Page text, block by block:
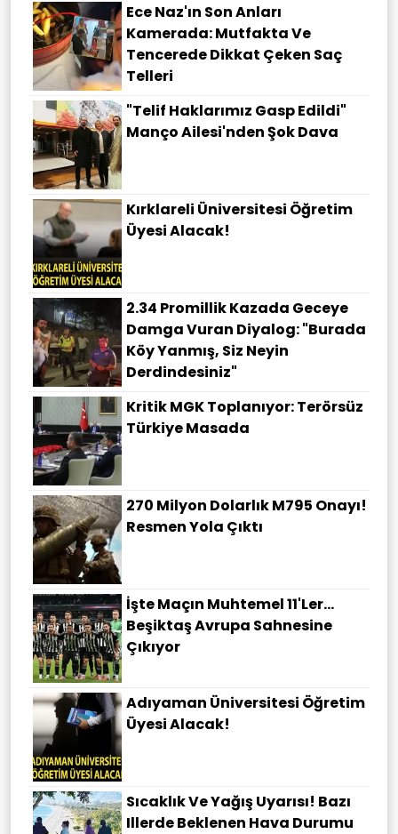
Ece Naz'ın Son Anları
Kamerada: Mutfakta Ve
Tencerede Dikkat Çeken Saç
Telleri
"Telif Haklarımız Gasp Edildi"
Manço Ailesi'nden Şok Dava
Kırklareli Üniversitesi Öğretim
Üyesi Alacak!
2.34 Promillik Kazada Geceye
Damga Vuran Diyalog: "Burada
Köy Yanmış, Siz Neyin
Derdindesiniz"
Kritik MGK Toplanıyor: Terörsüz
Türkiye Masada
270 Milyon Dolarlık M795 Onayı!
Resmen Yola Çıktı
İşte Maçın Muhtemel 11'ler...
Beşiktaş Avrupa Sahnesine
Çıkıyor
Adıyaman Üniversitesi Öğretim
Üyesi Alacak!
Sıcaklık Ve Yağış Uyarısı! Bazı
Illerde Beklenen Hava Durumu